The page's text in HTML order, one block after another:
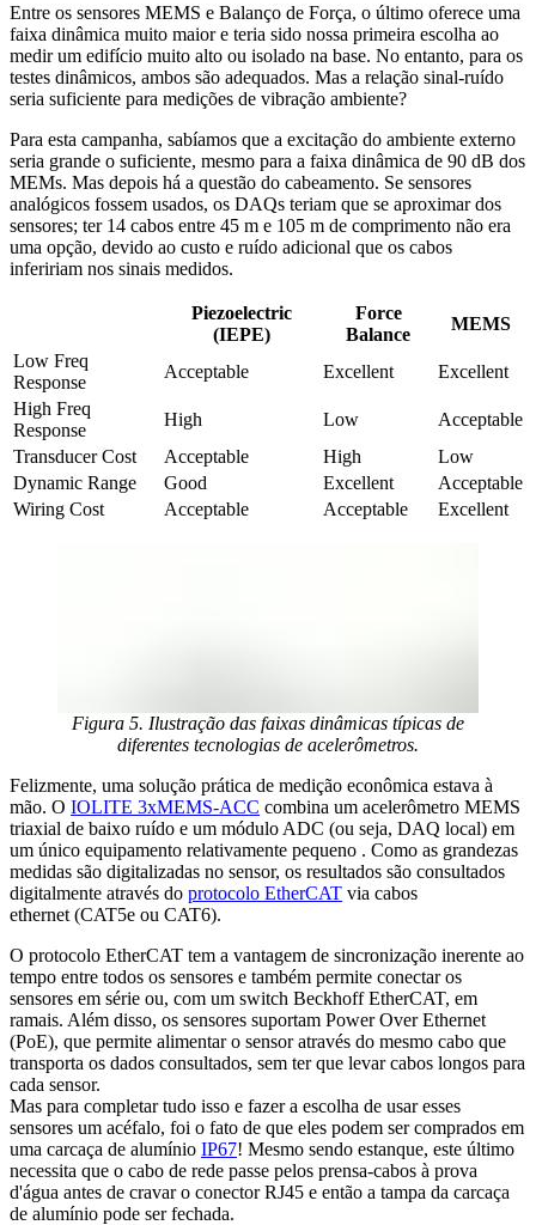
Entre os sensores MEMS e Balanço de Força, o último oferece uma
faixa dinâmica muito maior e teria sido nossa primeira escolha ao
medir um edifício muito alto ou isolado na base. No entanto, para os
testes dinâmicos, ambos são adequados. Mas a relação sinal-ruído
seria suficiente para medições de vibração ambiente?
Para esta campanha, sabíamos que a excitação do ambiente externo
seria grande o suficiente, mesmo para a faixa dinâmica de 90 dB dos
MEMs. Mas depois há a questão do cabeamento. Se sensores
analógicos fossem usados, os DAQs teriam que se aproximar dos
sensores; ter 14 cabos entre 45 m e 105 m de comprimento não era
uma opção, devido ao custo e ruído adicional que os cabos
infeririam nos sinais medidos.
Piezoelectric
(IEPE)
Force
Balance
MEMS
Low Freq
Response
Acceptable Excellent
Excellent
High Freq
Response
High Low
Acceptable
Transducer Cost
Acceptable High
Low
Dynamic Range
Good Excellent
Acceptable
Wiring Cost
Acceptable Acceptable Excellent
Figura 5. Ilustração das faixas dinâmicas típicas de
diferentes tecnologias de acelerômetros.
Felizmente, uma solução prática de medição econômica estava à
mão. O IOLITE 3xMEMS-ACC combina um acelerômetro MEMS
triaxial de baixo ruído e um módulo ADC (ou seja, DAQ local) em
um único equipamento relativamente pequeno . Como as grandezas
medidas são digitalizadas no sensor, os resultados são consultados
digitalmente através do protocolo EtherCAT via cabos
ethernet (CAT5e ou CAT6).
O protocolo EtherCAT tem a vantagem de sincronização inerente ao
tempo entre todos os sensores e também permite conectar os
sensores em série ou, com um switch Beckhoff EtherCAT, em
ramais. Além disso, os sensores suportam Power Over Ethernet
(PoE), que permite alimentar o sensor através do mesmo cabo que
transporta os dados consultados, sem ter que levar cabos longos para
cada sensor.
Mas para completar tudo isso e fazer a escolha de usar esses
sensores um acéfalo, foi o fato de que eles podem ser comprados em
uma carcaça de alumínio IP67! Mesmo sendo estanque, este último
necessita que o cabo de rede passe pelos prensa-cabos à prova
d'água antes de cravar o conector RJ45 e então a tampa da carcaça
de alumínio pode ser fechada.